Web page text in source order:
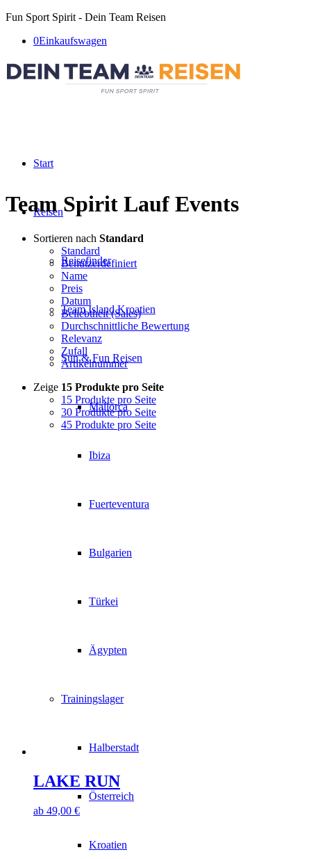
Fun Sport Spirit - Dein Team Reisen
0Einkaufswagen
Start
Reisen
Reisefinder
Team Island Kroatien
Sun & Fun Reisen
Mallorca
Ibiza
Fuerteventura
Bulgarien
Türkei
Ägypten
Trainingslager
Halberstadt
Österreich
Kroatien
Team Spirit Lauf Events
Sortieren nach Standard
Standard
Benutzerdefiniert
Name
Preis
Datum
Beliebtheit (Sales)
Durchschnittliche Bewertung
Relevanz
Zufall
Artikelnummer
Zeige 15 Produkte pro Seite
15 Produkte pro Seite
30 Produkte pro Seite
45 Produkte pro Seite
LAKE RUN
ab 49,00 €